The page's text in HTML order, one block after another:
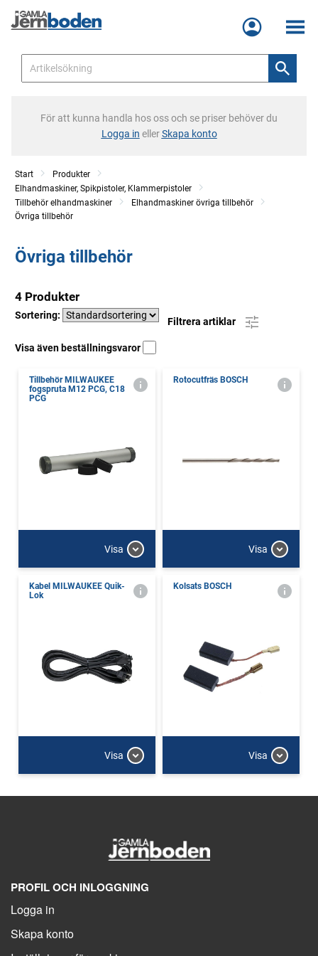
Meny
För att kunna handla hos oss och se priser behöver du
Logga in ellerSkapa konto
Start
Produkter
Elhandmaskiner, Spikpistoler, Klammerpistoler
Tillbehör elhandmaskiner
Elhandmaskiner övriga tillbehör
Övriga tillbehör
Övriga tillbehör
4 Produkter
Sortering:
Filtrera artiklar
Visa även beställningsvaror
Tillbehör MILWAUKEE
fogspruta M12 PCG, C18
PCG
Visa
Rotocutfräs BOSCH
Visa
Kabel MILWAUKEE Quik-
Lok
Visa
Kolsats BOSCH
Visa
PROFIL OCH INLOGGNING
Logga in
Skapa konto